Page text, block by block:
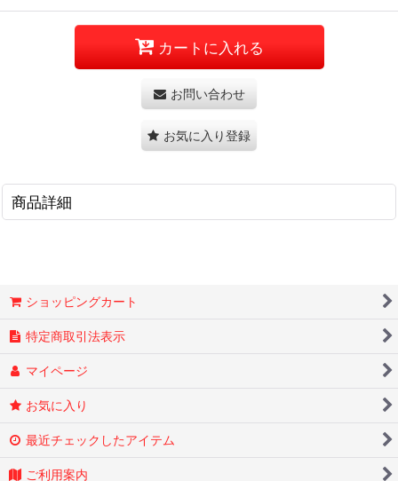
カートに入れる
お問い合わせ
お気に入り登録
商品詳細
ショッピングカート
特定商取引法表示
マイページ
お気に入り
最近チェックしたアイテム
ご利用案内